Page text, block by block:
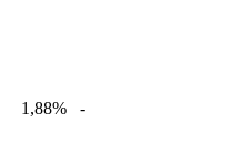
1,88% -